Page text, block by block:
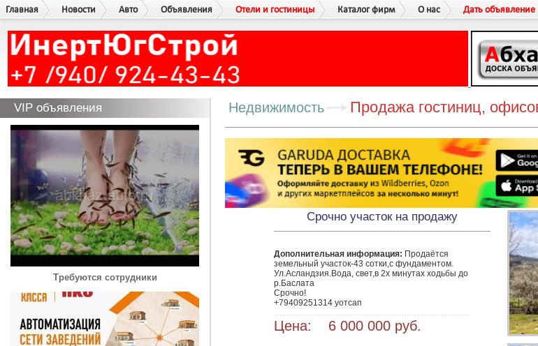
Главная
Новости Авто Объявления Отели и гостиницы Каталог фирм О нас Дать объявление
VIP объявления
Требуются сотрудники
Недвижимость Продажа гостиниц,
Срочно участок на продажу
Дополнительная информация: Продаётся
земельный участок-43 сотки,с фундаментом.
Ул.Асландзия.Вода, свет,в 2х минутах ходьбы до
р.Баслата
Срочно!
+79409251314 уотсап
Цена: 6 000 000 руб.